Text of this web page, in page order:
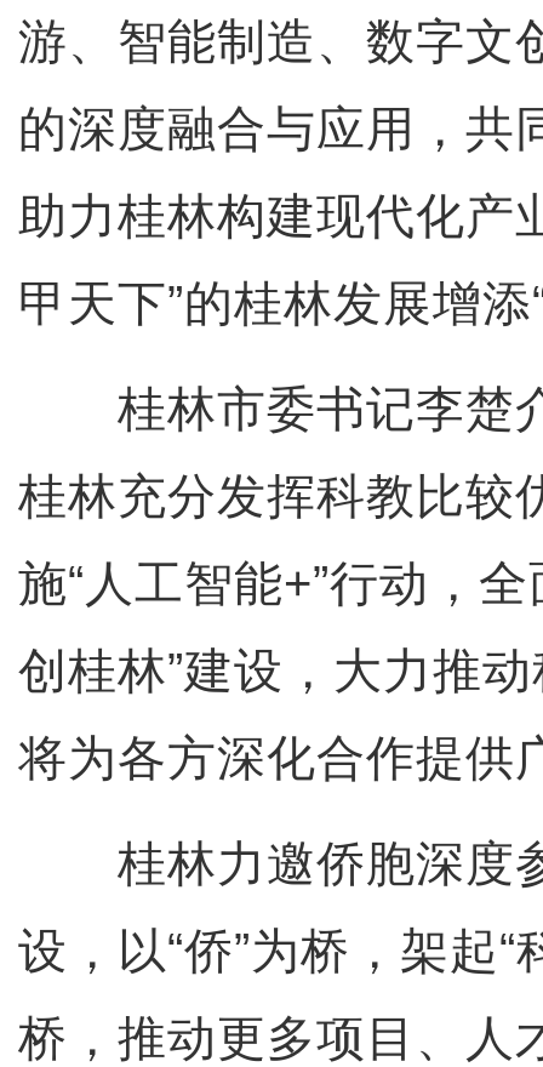
游、智能制造、数字文
的深度融合与应用，共
助力桂林构建现代化产
甲天下”的桂林发展增添
桂林市委书记李楚
桂林充分发挥科教比较
施“人工智能+”行动，
创桂林”建设，大力推
将为各方深化合作提供
桂林力邀侨胞深度参
设，以“侨”为桥，架起“
桥，推动更多项目、人